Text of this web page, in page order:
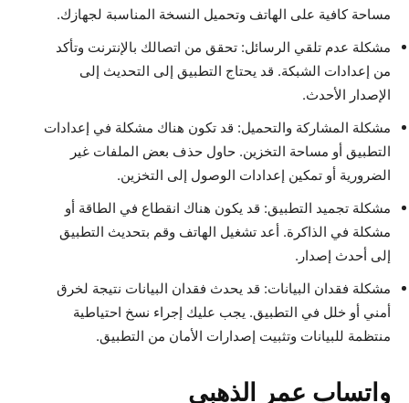
مساحة كافية على الهاتف وتحميل النسخة المناسبة لجهازك.
مشكلة عدم تلقي الرسائل: تحقق من اتصالك بالإنترنت وتأكد
من إعدادات الشبكة. قد يحتاج التطبيق إلى التحديث إلى
الإصدار الأحدث.
مشكلة المشاركة والتحميل: قد تكون هناك مشكلة في إعدادات
التطبيق أو مساحة التخزين. حاول حذف بعض الملفات غير
الضرورية أو تمكين إعدادات الوصول إلى التخزين.
مشكلة تجميد التطبيق: قد يكون هناك انقطاع في الطاقة أو
مشكلة في الذاكرة. أعد تشغيل الهاتف وقم بتحديث التطبيق
إلى أحدث إصدار.
مشكلة فقدان البيانات: قد يحدث فقدان البيانات نتيجة لخرق
أمني أو خلل في التطبيق. يجب عليك إجراء نسخ احتياطية
منتظمة للبيانات وتثبيت إصدارات الأمان من التطبيق.
واتساب عمر الذهبي